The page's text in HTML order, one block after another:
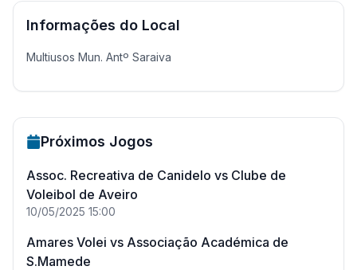
Informações do Local
Multiusos Mun. Antº Saraiva
Próximos Jogos
Assoc. Recreativa de Canidelo vs Clube de
Voleibol de Aveiro
10/05/2025 15:00
Amares Volei vs Associação Académica de
S.Mamede